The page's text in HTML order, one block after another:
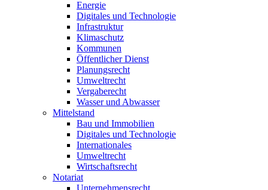
Energie
Digitales und Technologie
Infrastruktur
Klimaschutz
Kommunen
Öffentlicher Dienst
Planungsrecht
Umweltrecht
Vergaberecht
Wasser und Abwasser
Mittelstand
Bau und Immobilien
Digitales und Technologie
Internationales
Umweltrecht
Wirtschaftsrecht
Notariat
Unternehmensrecht